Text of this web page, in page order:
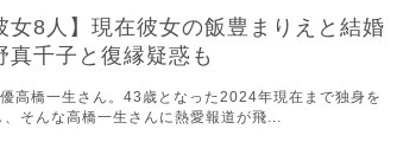
女8人】現在彼女の飯豊まりえと結婚
真千子と復縁疑惑も
高橋一生さん。43歳となった2024年現在まで独身を
そんな高橋一生さんに熱愛報道が飛...